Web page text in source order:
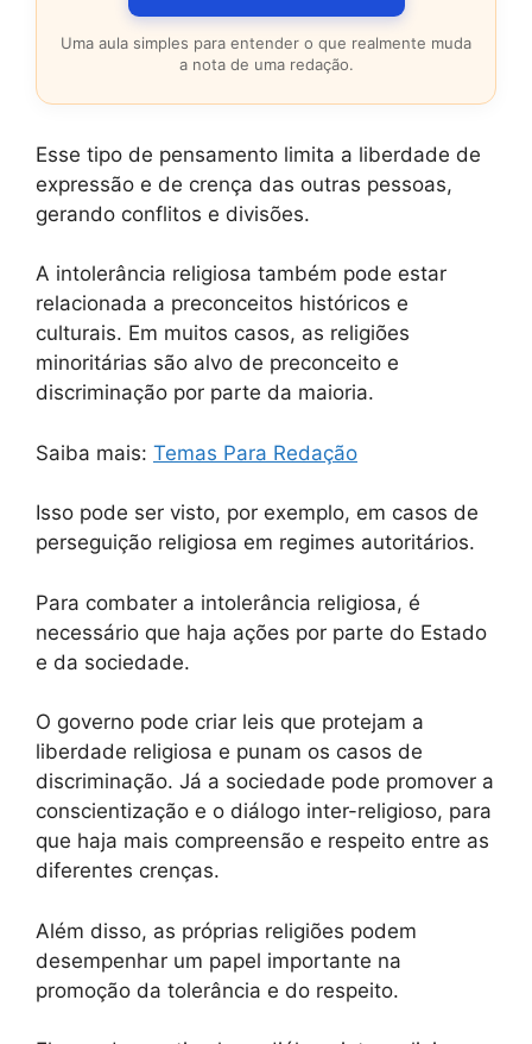
Uma aula simples para entender o que realmente muda
a nota de uma redação.
Esse tipo de pensamento limita a liberdade de
expressão e de crença das outras pessoas,
gerando conflitos e divisões.
A intolerância religiosa também pode estar
relacionada a preconceitos históricos e
culturais. Em muitos casos, as religiões
minoritárias são alvo de preconceito e
discriminação por parte da maioria.
Saiba mais: Temas Para Redação
Isso pode ser visto, por exemplo, em casos de
perseguição religiosa em regimes autoritários.
Para combater a intolerância religiosa, é
necessário que haja ações por parte do Estado
e da sociedade.
O governo pode criar leis que protejam a
liberdade religiosa e punam os casos de
discriminação. Já a sociedade pode promover a
conscientização e o diálogo inter-religioso, para
que haja mais compreensão e respeito entre as
diferentes crenças.
Além disso, as próprias religiões podem
desempenhar um papel importante na
promoção da tolerância e do respeito.